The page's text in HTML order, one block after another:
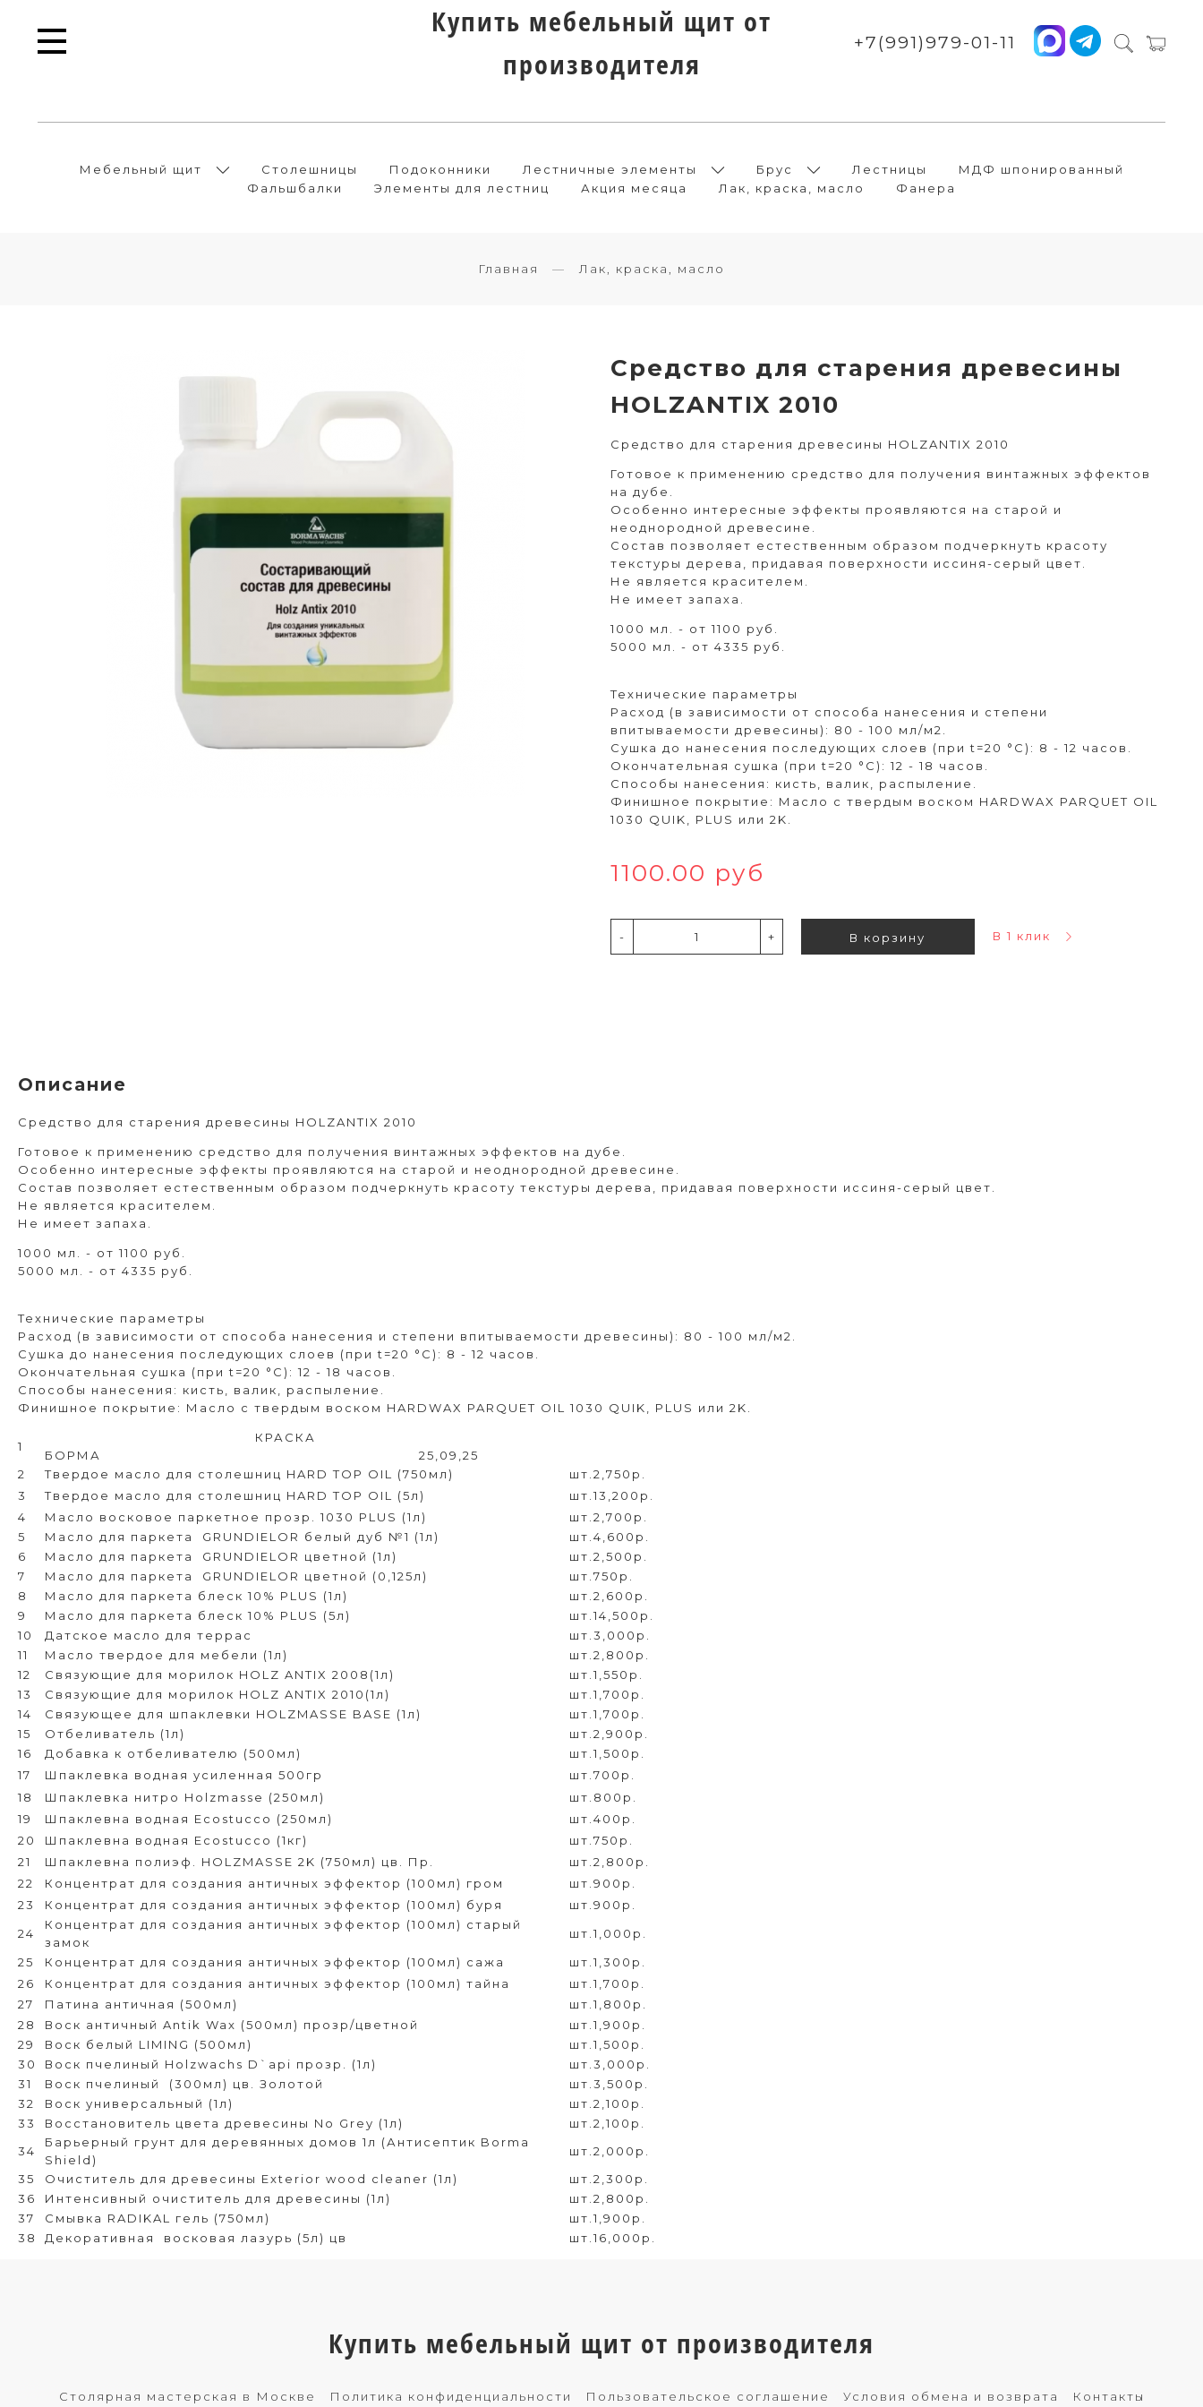
Купить мебельный щит от
производителя
+7(991)979-01-11
Мебельный щит Столешницы Подоконники Лестничные элементы Брус Лестницы
МДФ шпонированный
Фальшбалки
Элементы для лестниц Акция месяца Лак, краска, масло Фанера
Главная Лак, краска, масло
Средство для старения древесины
HOLZANTIX 2010
Средство для старения древесины HOLZANTIX 2010
Готовое к применению средство для получения винтажных эффектов
на дубе.
Особенно интересные эффекты проявляются на старой и
неоднородной древесине.
Состав позволяет естественным образом подчеркнуть красоту
текстуры дерева, придавая поверхности иссиня-серый цвет.
Не является красителем.
Не имеет запаха.
1000 мл. - от 1100 руб.
5000 мл. - от 4335 руб.
Технические параметры
Расход (в зависимости от способа нанесения и степени
впитываемости древесины): 80 - 100 мл/м2.
Сушка до нанесения последующих слоев (при t=20 °C): 8 - 12 часов.
Окончательная сушка (при t=20 °C): 12 - 18 часов.
Способы нанесения: кисть, валик, распыление.
Финишное покрытие: Масло с твердым воском HARDWAX PARQUET OIL
1030 QUIK, PLUS или 2K.
1100.00 руб
- + В корзину В 1 клик
Описание
Средство для старения древесины HOLZANTIX 2010
Готовое к применению средство для получения винтажных эффектов на дубе.
Особенно интересные эффекты проявляются на старой и неоднородной древесине.
Состав позволяет естественным образом подчеркнуть красоту текстуры дерева, придавая поверхности иссиня-серый цвет.
Не является красителем.
Не имеет запаха.
1000 мл. - от 1100 руб.
5000 мл. - от 4335 руб.
Технические параметры
Расход (в зависимости от способа нанесения и степени впитываемости древесины): 80 - 100 мл/м2.
Сушка до нанесения последующих слоев (при t=20 °C): 8 - 12 часов.
Окончательная сушка (при t=20 °C): 12 - 18 часов.
Способы нанесения: кисть, валик, распыление.
Финишное покрытие: Масло с твердым воском HARDWAX PARQUET OIL 1030 QUIK, PLUS или 2K.
1
КРАСКА
БОРМА
25,09,25
2
Твердое масло для столешниц HARD TOP OIL (750мл) шт.2,750р.
3
Твердое масло для столешниц HARD TOP OIL (5л) шт.13,200р.
4
Масло восковое паркетное прозр. 1030 PLUS (1л) шт.2,700р.
5
Масло для паркета GRUNDIELOR белый дуб №1 (1л) шт.4,600р.
6
Масло для паркета GRUNDIELOR цветной (1л) шт.2,500р.
7
Масло для паркета GRUNDIELOR цветной (0,125л) шт.750р.
8
Масло для паркета блеск 10% PLUS (1л) шт.2,600р.
9
Масло для паркета блеск 10% PLUS (5л) шт.14,500р.
10
Датское масло для террас шт.3,000р.
11
Масло твердое для мебели (1л) шт.2,800р.
12
Связующие для морилок HOLZ ANTIX 2008(1л) шт.1,550р.
13
Связующие для морилок HOLZ ANTIX 2010(1л) шт.1,700р.
14
Связующее для шпаклевки HOLZMASSE BASE (1л) шт.1,700р.
15
Отбеливатель (1л) шт.2,900р.
16
Добавка к отбеливателю (500мл) шт.1,500р.
17
Шпаклевка водная усиленная 500гр шт.700р.
18
Шпаклевка нитро Holzmasse (250мл) шт. 800р.
19
Шпаклевна водная Ecostucco (250мл) шт.400р.
20
Шпаклевна водная Ecostucco (1кг) шт.750р.
21
Шпаклевна полиэф. HOLZMASSE 2K (750мл) цв. Пр. шт.2,800р.
22
Концентрат для создания античных эффектор (100мл) гром шт.900р.
23
Концентрат для создания античных эффектор (100мл) буря шт.900р.
24
Концентрат для создания античных эффектор (100мл) старый
замок
шт.1,000р.
25
Концентрат для создания античных эффектор (100мл) сажа шт.1,300р.
26
Концентрат для создания античных эффектор (100мл) тайна шт.1,700р.
27
Патина античная (500мл) шт.1,800р.
28
Воск античный Antik Wax (500мл) прозр/цветной шт.1,900р.
29
Воск белый LIMING (500мл) шт.1,500р.
30
Воск пчелиный Holzwachs D`api прозр. (1л) шт.3,000р.
31
Воск пчелиный (300мл) цв. Золотой шт.3,500р.
32
Воск универсальный (1л) шт.2,100р.
33
Восстановитель цвета древесины No Grey (1л) шт.2,100р.
34
Барьерный грунт для деревянных домов 1л (Антисептик Borma
Shield)
шт.2,000р.
35
Очиститель для древесины Exterior wood cleaner (1л) шт.2,300р.
36
Интенсивный очиститель для древесины (1л) шт.2,800р.
37
Смывка RADIKAL гель (750мл) шт.1,900р.
38
Декоративная восковая лазурь (5л) цв шт.16,000р.
Купить мебельный щит от производителя
Столярная мастерская в Москве Политика конфиденциальности Пользовательское соглашение Условия обмена и возврата Контакты